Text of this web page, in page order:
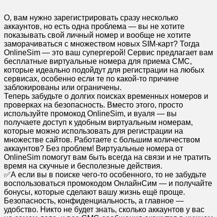
О, вам нужно зарегистрировать сразу несколько
аккаунтов, но есть одна проблема — вы не хотите
показывать свой личный номер и вообще не хотите
заморачиваться с множеством новых SIM-карт? Тогда
OnlineSim — это ваш супергерой! Сервис предлагает вам
бесплатные виртуальные номера для приема СМС,
которые идеально подойдут для регистрации на любых
сервисах, особенно если те по какой-то причине
заблокированы или ограничены.
Теперь забудьте о долгих поисках временных номеров и
проверках на безопасность. Вместо этого, просто
используйте промокод OnlineSim, и вуаля — вы
получаете доступ к удобным виртуальным номерам,
которые можно использовать для регистрации на
множестве сайтов. Работаете с большим количеством
аккаунтов? Без проблем! Виртуальные номера от
OnlineSim помогут вам быть всегда на связи и не тратить
время на скучные и бесполезные действия.
✅А если вы в поиске чего-то особенного, то не забудьте
воспользоваться промокодом ОнлайнСим — и получайте
бонусы, которые сделают вашу жизнь ещё проще.
Безопасность, конфиденциальность, а главное —
удобство. Никто не будет знать, сколько аккаунтов у вас